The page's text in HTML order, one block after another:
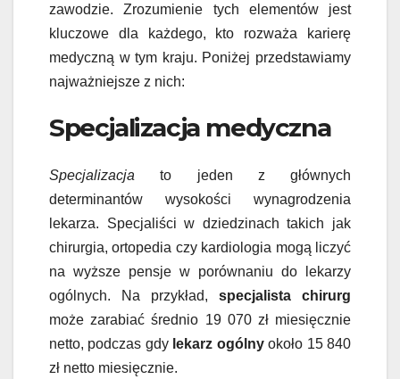
zawodzie. Zrozumienie tych elementów jest
kluczowe dla każdego, kto rozważa karierę
medyczną w tym kraju. Poniżej przedstawiamy
najważniejsze z nich:
Specjalizacja medyczna
Specjalizacja to jeden z głównych
determinantów wysokości wynagrodzenia
lekarza. Specjaliści w dziedzinach takich jak
chirurgia, ortopedia czy kardiologia mogą liczyć
na wyższe pensje w porównaniu do lekarzy
ogólnych. Na przykład, specjalista chirurg
może zarabiać średnio 19 070 zł miesięcznie
netto, podczas gdy lekarz ogólnyokoło 15 840
zł netto miesięcznie.